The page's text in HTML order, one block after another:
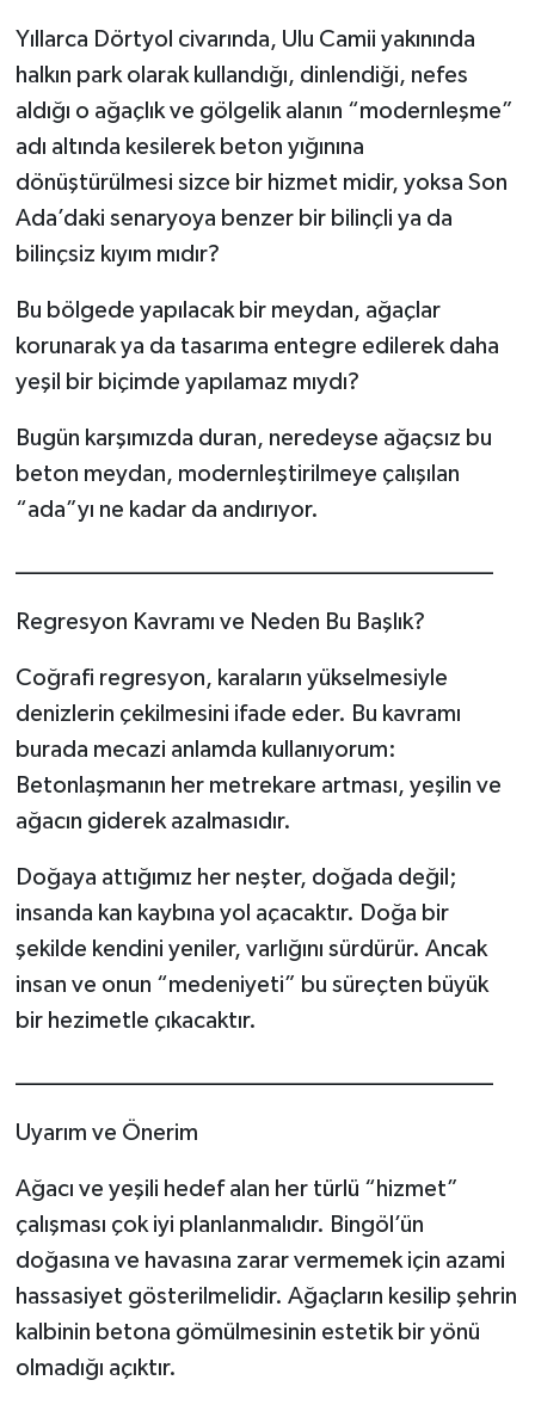
Yıllarca Dörtyol civarında, Ulu Camii yakınında
halkın park olarak kullandığı, dinlendiği, nefes
aldığı o ağaçlık ve gölgelik alanın “modernleşme”
adı altında kesilerek beton yığınına
dönüştürülmesi sizce bir hizmet midir, yoksa Son
Ada’daki senaryoya benzer bir bilinçli ya da
bilinçsiz kıyım mıdır?
Bu bölgede yapılacak bir meydan, ağaçlar
korunarak ya da tasarıma entegre edilerek daha
yeşil bir biçimde yapılamaz mıydı?
Bugün karşımızda duran, neredeyse ağaçsız bu
beton meydan, modernleştirilmeye çalışılan
“ada”yı ne kadar da andırıyor.
________________________________________
Regresyon Kavramı ve Neden Bu Başlık?
Coğrafi regresyon, karaların yükselmesiyle
denizlerin çekilmesini ifade eder. Bu kavramı
burada mecazi anlamda kullanıyorum:
Betonlaşmanın her metrekare artması, yeşilin ve
ağacın giderek azalmasıdır.
Doğaya attığımız her neşter, doğada değil;
insanda kan kaybına yol açacaktır. Doğa bir
şekilde kendini yeniler, varlığını sürdürür. Ancak
insan ve onun “medeniyeti” bu süreçten büyük
bir hezimetle çıkacaktır.
________________________________________
Uyarım ve Önerim
Ağacı ve yeşili hedef alan her türlü “hizmet”
çalışması çok iyi planlanmalıdır. Bingöl’ün
doğasına ve havasına zarar vermemek için azami
hassasiyet gösterilmelidir. Ağaçların kesilip şehrin
kalbinin betona gömülmesinin estetik bir yönü
olmadığı açıktır.